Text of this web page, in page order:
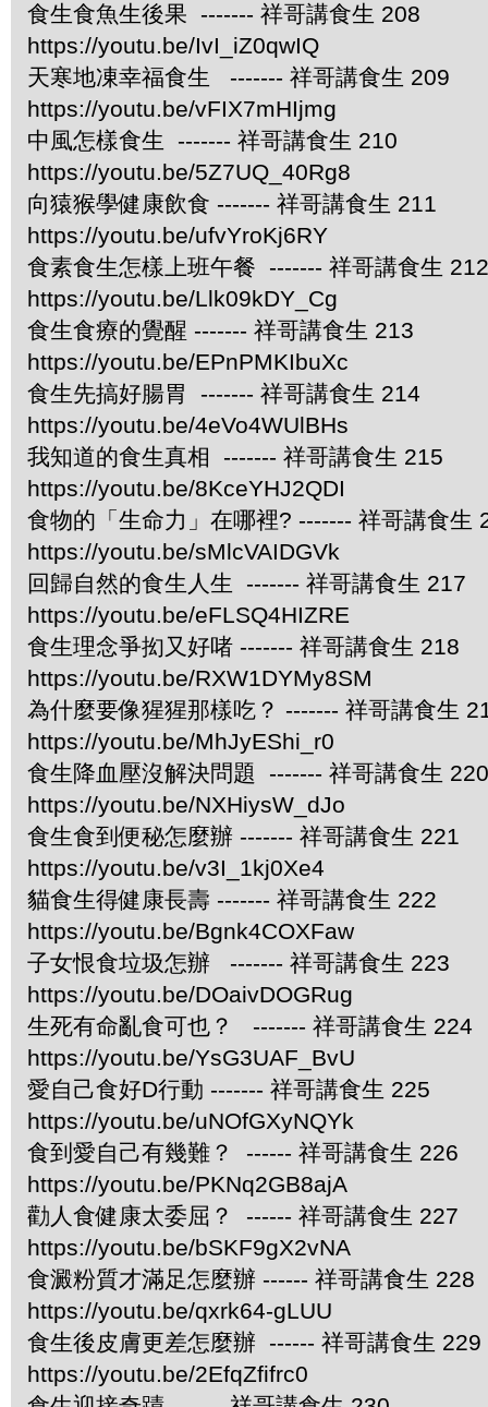
食生食魚生後果 ------- 祥哥講食生 208
https://youtu.be/IvI_iZ0qwIQ
天寒地凍幸福食生 ------- 祥哥講食生 209
https://youtu.be/vFIX7mHIjmg
中風怎樣食生 ------- 祥哥講食生 210
https://youtu.be/5Z7UQ_40Rg8
向猿猴學健康飲食 ------- 祥哥講食生 211
https://youtu.be/ufvYroKj6RY
食素食生怎樣上班午餐 ------- 祥哥講食生 212
https://youtu.be/Llk09kDY_Cg
食生食療的覺醒 ------- 祥哥講食生 213
https://youtu.be/EPnPMKIbuXc
食生先搞好腸胃 ------- 祥哥講食生 214
https://youtu.be/4eVo4WUlBHs
我知道的食生真相 ------- 祥哥講食生 215
https://youtu.be/8KceYHJ2QDI
食物的「生命力」在哪裡? ------- 祥哥講食生
https://youtu.be/sMlcVAIDGVk
回歸自然的食生人生 ------- 祥哥講食生 217
https://youtu.be/eFLSQ4HIZRE
食生理念爭抝又好啫 ------- 祥哥講食生 218
https://youtu.be/RXW1DYMy8SM
為什麼要像猩猩那樣吃？ ------- 祥哥講食生
https://youtu.be/MhJyEShi_r0
食生降血壓沒解決問題 ------- 祥哥講食生 220
https://youtu.be/NXHiysW_dJo
食生食到便秘怎麼辦 ------- 祥哥講食生 221
https://youtu.be/v3I_1kj0Xe4
貓食生得健康長壽 ------- 祥哥講食生 222
https://youtu.be/Bgnk4COXFaw
子女恨食垃圾怎辦 ------- 祥哥講食生 223
https://youtu.be/DOaivDOGRug
生死有命亂食可也？ ------- 祥哥講食生 224
https://youtu.be/YsG3UAF_BvU
愛自己食好D行動 ------- 祥哥講食生 225
https://youtu.be/uNOfGXyNQYk
食到愛自己有幾難？ ------ 祥哥講食生 226
https://youtu.be/PKNq2GB8ajA
勸人食健康太委屈？ ------ 祥哥講食生 227
https://youtu.be/bSKF9gX2vNA
食澱粉質才滿足怎麼辦 ------ 祥哥講食生 228
https://youtu.be/qxrk64-gLUU
食生後皮膚更差怎麼辦 ------ 祥哥講食生 229
https://youtu.be/2EfqZfifrc0